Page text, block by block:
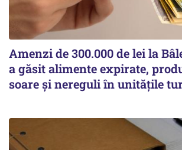
Amenzi de 300.000 de lei la
a găsit alimente expirate,
soare și nereguli în unitățile